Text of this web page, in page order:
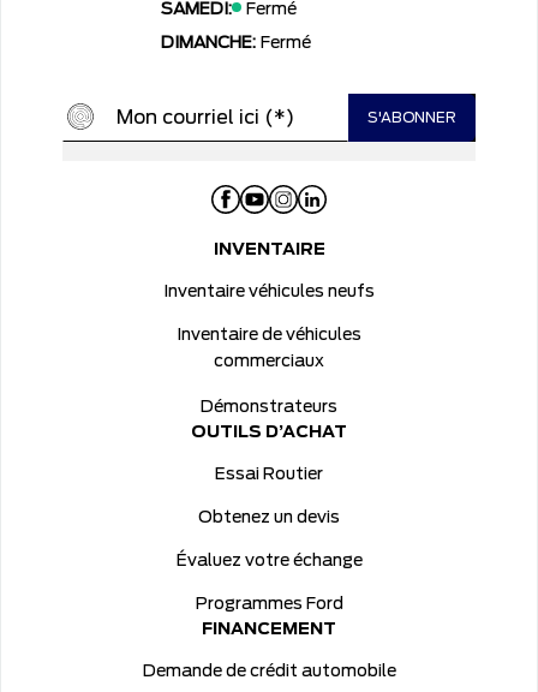
SAMEDI:
Fermé
DIMANCHE: Fermé
INVENTAIRE
Inventaire véhicules neufs
Inventaire de véhicules
commerciaux
Démonstrateurs
OUTILS D’ACHAT
Essai Routier
Obtenez un devis
Évaluez votre échange
Programmes Ford
FINANCEMENT
Demande de crédit automobile